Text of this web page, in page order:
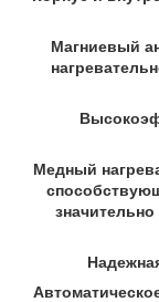
Магниевый
Медный